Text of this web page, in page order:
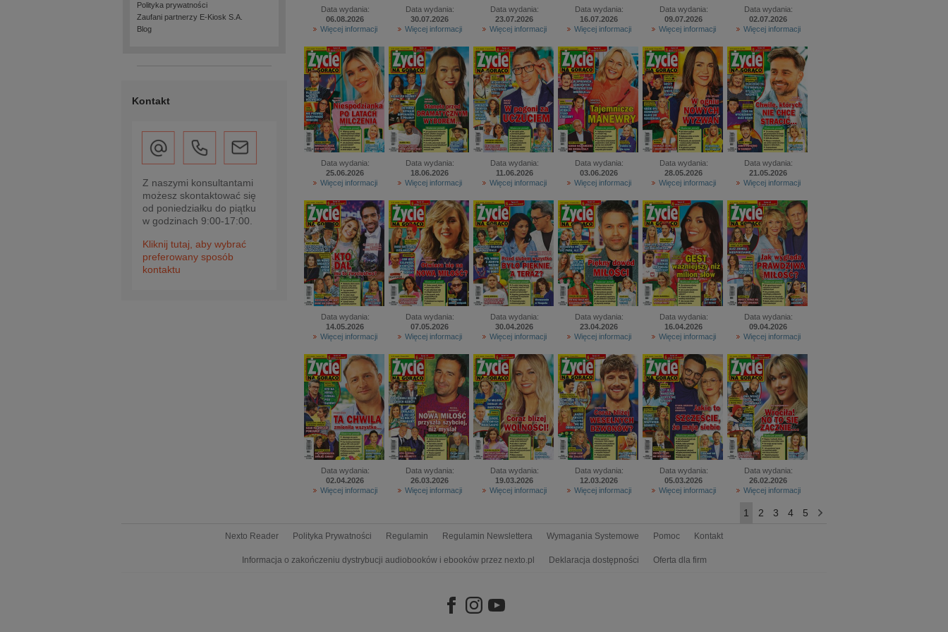
Data wydania:
06.08.2026
Więcej informacji
Data wydania:
30.07.2026
Więcej informacji
Data wydania:
23.07.2026
Więcej informacji
Data wydania:
16.07.2026
Więcej informacji
Data wydania:
09.07.2026
Więcej informacji
Data wydania:
02.07.2026
Więcej informacji
Data wydania:
25.06.2026
Więcej informacji
Data wydania:
18.06.2026
Więcej informacji
Data wydania:
11.06.2026
Więcej informacji
Data wydania:
03.06.2026
Więcej informacji
Data wydania:
28.05.2026
Więcej informacji
Data wydania:
21.05.2026
Więcej informacji
Data wydania:
14.05.2026
Więcej informacji
Data wydania:
07.05.2026
Więcej informacji
Data wydania:
30.04.2026
Więcej informacji
Data wydania:
23.04.2026
Więcej informacji
Data wydania:
16.04.2026
Więcej informacji
Data wydania:
09.04.2026
Więcej informacji
Data wydania:
02.04.2026
Więcej informacji
Data wydania:
26.03.2026
Więcej informacji
Data wydania:
19.03.2026
Więcej informacji
Data wydania:
12.03.2026
Więcej informacji
Data wydania:
05.03.2026
Więcej informacji
Data wydania:
26.02.2026
Więcej informacji
1 2 3 4 5 >
Polityka prywatności
Zaufani partnerzy E-Kiosk S.A.
Blog
Kontakt
Z naszymi konsultantami
możesz skontaktować się
od poniedziałku do piątku
w godzinach 9:00-17:00.
Kliknij tutaj, aby wybrać
preferowany sposób
kontaktu
Nexto Reader Polityka Prywatności Regulamin Regulamin Newslettera Wymagania Systemowe Pomoc Kontakt
Informacja o zakończeniu dystrybucji audiobooków i ebooków przez nexto.pl Deklaracja dostępności Oferta dla firm